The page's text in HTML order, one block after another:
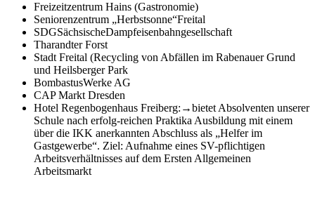
Freizeitzentrum Hains (Gastronomie)
Seniorenzentrum „Herbstsonne“Freital
SDGSächsischeDampfeisenbahngesellschaft
Tharandter Forst
Stadt Freital (Recycling von Abfällen im Rabenauer Grund
und Heilsberger Park
BombastusWerke AG
CAP Markt Dresden
Hotel Regenbogenhaus Freiberg:→bietet Absolventen unserer
Schule nach erfolg-reichen Praktika Ausbildung mit einem
über die IKK anerkannten Abschluss als „Helfer im
Gastgewerbe“. Ziel: Aufnahme eines SV-pflichtigen
Arbeitsverhältnisses auf dem Ersten Allgemeinen
Arbeitsmarkt